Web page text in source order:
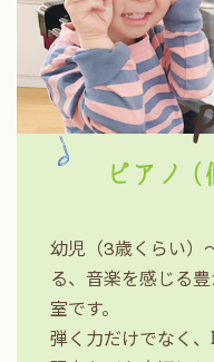
体験レッスンは随
お気軽にお問い合
2026.06.04
うございます。
このたび、Googleクチ
お忙しい中、貴重なお
幼児（3歳くらい）
る、音楽を感じる
室です。
弾く力だけでなく